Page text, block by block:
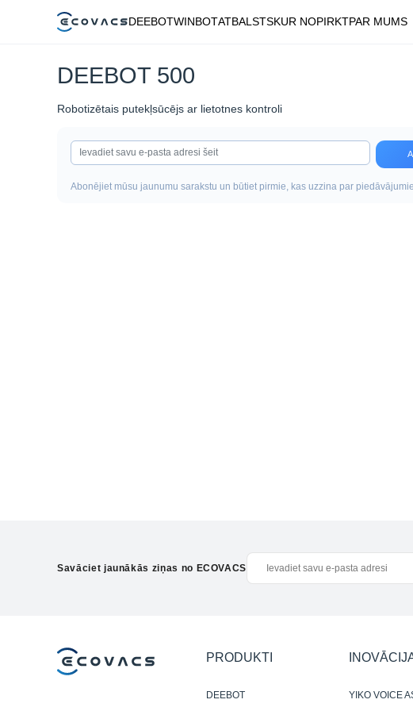
DEEBOTWINBOTATBALSTSKUR NOPIRKTPAR MUMS
DEEBOT 500
Robotizētais putekļsūcējs ar lietotnes kontroli
Abonējiet mūsu jaunumu sarakstu un būtiet pirmie, kas uzzina par
Savāciet jaunākās ziņas no ECOVACS
PRODUKTI
DEEBOT YIKO VOICE